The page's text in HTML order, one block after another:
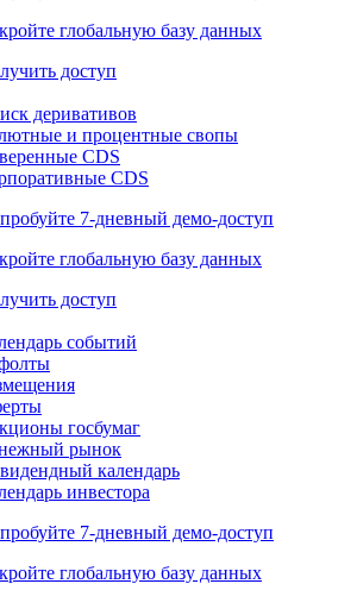
Mutual Funds
7-дневный
глобальную базу данных
доступ
и процентные свопы
CDS
7-дневный
глобальную базу данных
доступ
событий
рынок
инвестора